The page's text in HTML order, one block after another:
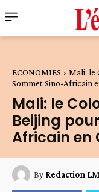
ECONOMIES
Mali: le
Sommet Sino-Africain
Mali: le
Beijing
Africain en
By Redaction LM